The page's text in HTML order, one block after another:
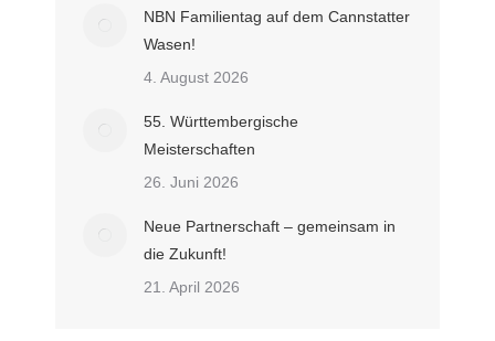
NBN Familientag auf dem Cannstatter
Wasen!
4. August 2026
55. Württembergische
Meisterschaften
26. Juni 2026
Neue Partnerschaft – gemeinsam in
die Zukunft!
21. April 2026